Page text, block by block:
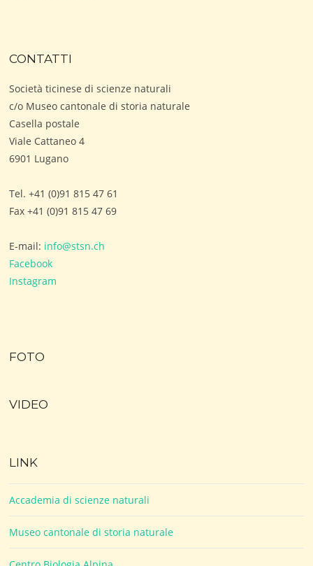
CONTATTI
Società ticinese di scienze naturali
c/o Museo cantonale di storia naturale
Casella postale
Viale Cattaneo 4
6901 Lugano
Tel. +41 (0)91 815 47 61
Fax +41 (0)91 815 47 69
E-mail: info@stsn.ch
Facebook
Instagram
FOTO
VIDEO
LINK
Accademia di scienze naturali
Museo cantonale di storia naturale